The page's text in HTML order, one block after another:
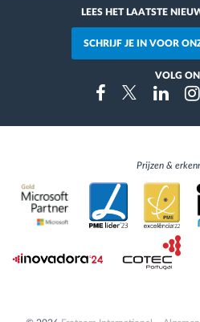
LEES HET LAATSTE
SCHRIJF JE IN VOOR
VOLG
FacebookTwitterLinkedin
Prijzen &